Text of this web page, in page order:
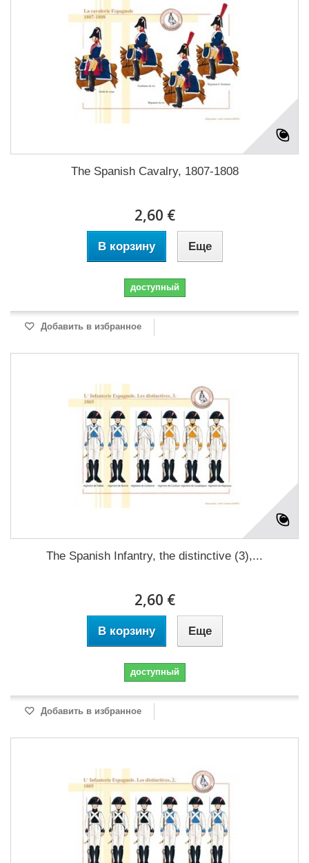
The Spanish Cavalry, 1807-1808
2,60 €
В корзину Еще
доступный
Добавить в избранное
The Spanish Infantry, the distinctive (3),...
2,60 €
В корзину Еще
доступный
Добавить в избранное